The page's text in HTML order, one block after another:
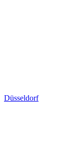
Düsseldorf